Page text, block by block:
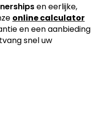
en eerlijke,
online calculator
en een aanbieding
snel uw